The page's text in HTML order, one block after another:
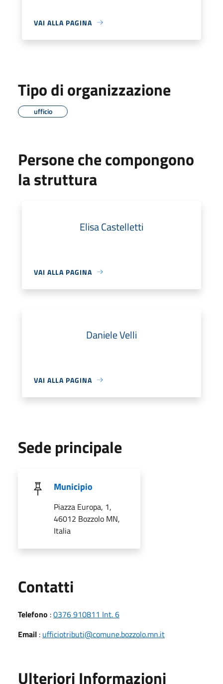
VAI ALLA PAGINA
Tipo di organizzazione
ufficio
Persone che compongono
la struttura
Elisa Castelletti
VAI ALLA PAGINA
Daniele Velli
VAI ALLA PAGINA
Sede principale
Municipio
Piazza Europa, 1,
46012 Bozzolo MN,
Italia
Contatti
Telefono :0376 910811 Int. 6
Email : ufficiotributi@comune.bozzolo.mn.it
Ulteriori Informazioni